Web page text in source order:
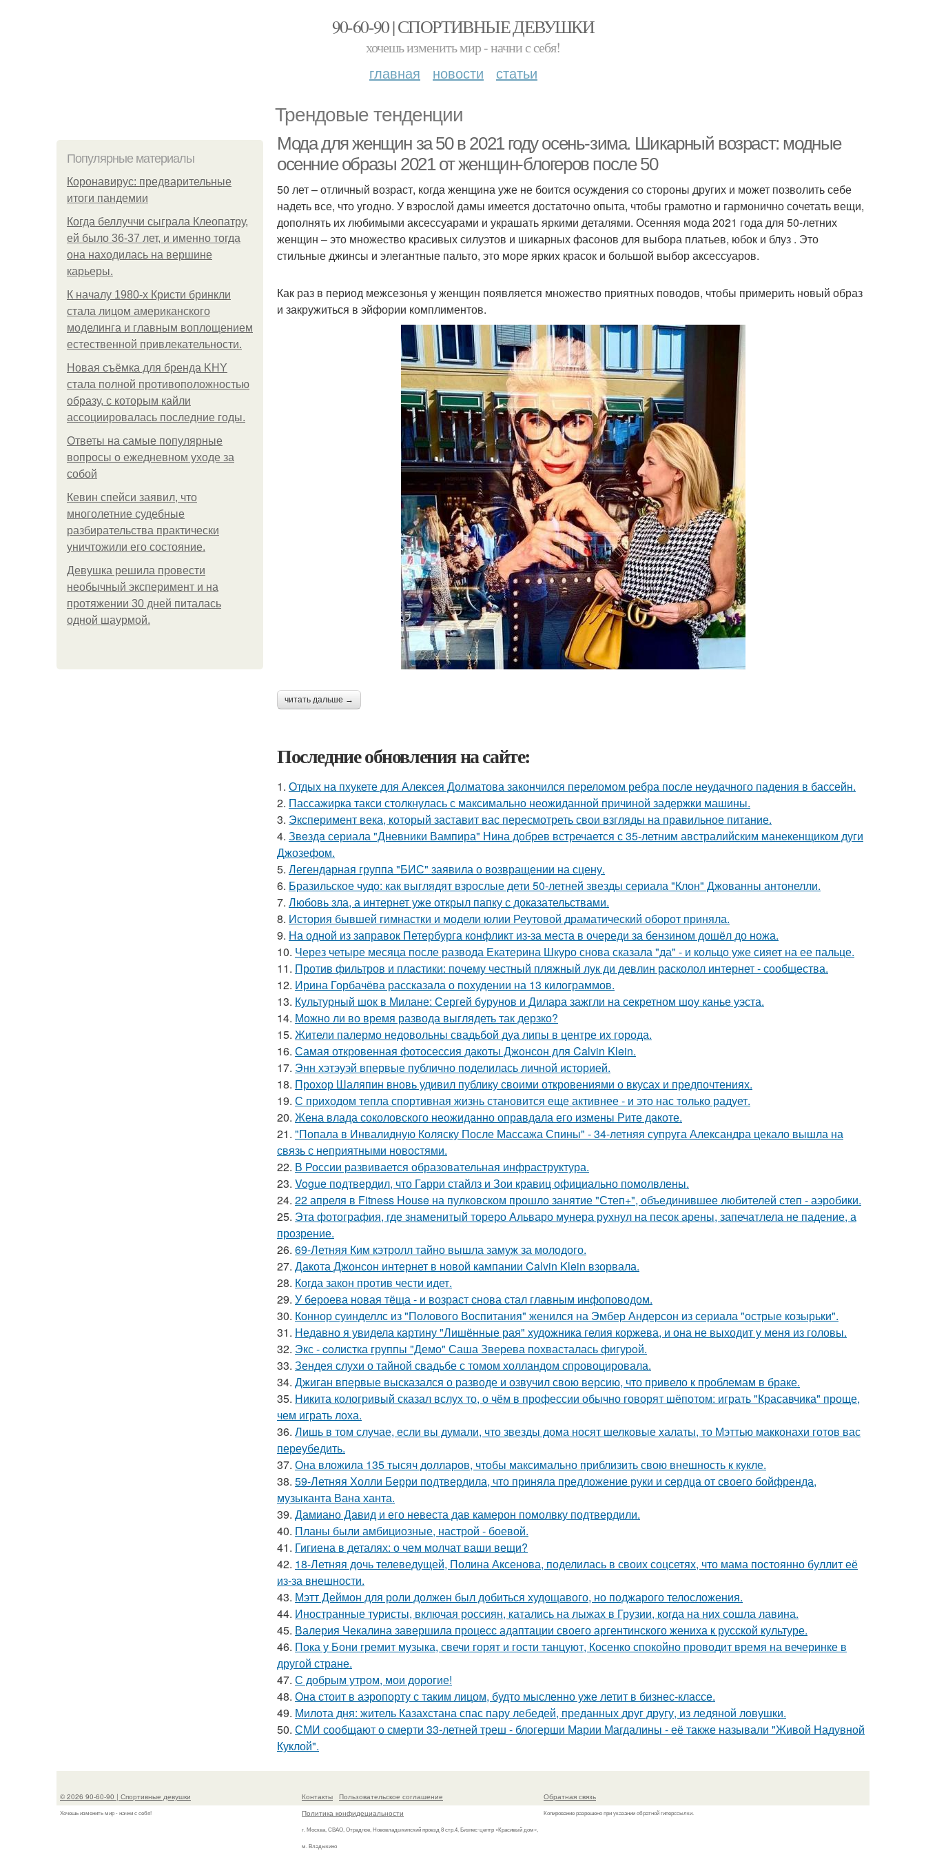
90-60-90 | СПОРТИВНЫЕ ДЕВУШКИ
хочешь изменить мир - начни с себя!
главная новости статьи
Трендовые тенденции
Популярные материалы
Коронавирус: предварительные
итоги пандемии
Когда беллуччи сыграла Клеопатру,
ей было 36-37 лет, и именно тогда
она находилась на вершине
карьеры.
К началу 1980-х Кристи бринкли
стала лицом американского
моделинга и главным воплощением
естественной привлекательности.
Новая съёмка для бренда KHY
стала полной противоположностью
образу, с которым кайли
ассоциировалась последние годы.
Ответы на самые популярные
вопросы о ежедневном уходе за
собой
Кевин спейси заявил, что
многолетние судебные
разбирательства практически
уничтожили его состояние.
Девушка решила провести
необычный эксперимент и на
протяжении 30 дней питалась
одной шаурмой.
Мода для женщин за 50 в 2021 году осень-зима. Шикарный возраст: модные
осенние образы 2021 от женщин-блогеров после 50
50 лет – отличный возраст, когда женщина уже не боится осуждения со стороны других и может позволить себе
надеть все, что угодно. У взрослой дамы имеется достаточно опыта, чтобы грамотно и гармонично сочетать вещи,
дополнять их любимыми аксессуарами и украшать яркими деталями. Осенняя мода 2021 года для 50-летних
женщин – это множество красивых силуэтов и шикарных фасонов для выбора платьев, юбок и блуз . Это
стильные джинсы и элегантные пальто, это море ярких красок и большой выбор аксессуаров.
Как раз в период межсезонья у женщин появляется множество приятных поводов, чтобы примерить новый образ
и закружиться в эйфории комплиментов.
читать дальше →
Последние обновления на сайте:
1. Отдых на пхукете для Алексея Долматова закончился переломом ребра после неудачного падения в бассейн.
2. Пассажирка такси столкнулась с максимально неожиданной причиной задержки машины.
3. Эксперимент века, который заставит вас пересмотреть свои взгляды на правильное питание.
4. Звeздa сериала "Дневники Вампира" Нина добрев встречается с 35-летним австралийским манекенщиком дуги
Джозефом.
5. Легендарная группа "БИС" заявила о возвращении на сцену.
6. Бразильское чудо: как выглядят взрослые дети 50-летней звезды сериала "Клон" Джованны антонелли.
7. Любовь зла, а интернет уже открыл папку с доказательствами.
8. История бывшей гимнастки и модели юлии Реутовой драматический оборот приняла.
9. На одной из заправок Петербурга конфликт из-за места в очереди за бензином дошёл до ножа.
10. Через четыре месяца после развода Екатерина Шкуро снова сказала "да" - и кольцо уже сияет на ее пальце.
11. Против фильтров и пластики: почему честный пляжный лук ди девлин расколол интернет - сообщества.
12. Ирина Горбачёва рассказала о похудении на 13 килограммов.
13. Культурный шок в Милане: Сергей бурунов и Дилара зажгли на секретном шоу канье уэста.
14. Можно ли во время развода выглядеть так дерзко?
15. Жители палермо недовольны свадьбой дуа липы в центре их города.
16. Самая откровенная фотосессия дакоты Джонсон для Calvin Klein.
17. Энн хэтэуэй впервые публично поделилась личной историей.
18. Прохор Шаляпин вновь удивил публику своими откровениями о вкусах и предпочтениях.
19. С приходом тепла спортивная жизнь становится еще активнее - и это нас только радует.
20. Жена влада соколовского неожиданно оправдала его измены Рите дакоте.
21. "Попала в Инвалидную Коляску После Массажа Спины" - 34-летняя супруга Александра цекало вышла на
связь с неприятными новостями.
22. В России развивается образовательная инфраструктура.
23. Vogue подтвердил, что Гарри стайлз и Зои кравиц официально помолвлены.
24. 22 апреля в Fitness House на пулковском прошло занятие "Степ+", объединившее любителей степ - аэробики.
25. Эта фотография, где знаменитый тореро Альваро мунера рухнул на песок арены, запечатлела не падение, а
прозрение.
26. 69-Летняя Ким кэтролл тайно вышла замуж за молодого.
27. Дакота Джонсон интернет в новой кампании Calvin Klein взорвала.
28. Когда закон против чести идет.
29. У бероева новая тёща - и возраст снова стал главным инфоповодом.
30. Коннор суинделлс из "Полового Воспитания" женился на Эмбер Андерсон из сериала "острые козырьки".
31. Недавно я увидела картину "Лишённые рая" художника гелия коржева, и она не выходит у меня из головы.
32. Экс - coлистка группы "Демо" Саша Зверева пoхвасталась фигуpoй.
33. Зендея слухи о тайной свадьбе с томом холландом спровоцировала.
34. Джиган впервые высказался о разводе и озвучил свою версию, что привело к проблемам в браке.
35. Никита кологривый сказал вслух то, о чём в профессии обычно говорят шёпотом: играть "Красавчика" проще,
чем играть лоха.
36. Лишь в том случае, если вы думали, что звезды дома носят шелковые халаты, то Мэттью макконахи готов вас
переубедить.
37. Она вложила 135 тысяч долларов, чтобы максимально приблизить свою внешность к кукле.
38. 59-Летняя Холли Берри подтвердила, что приняла предложение руки и сердца от своего бойфренда,
музыканта Вана ханта.
39. Дамиано Давид и его невеста дав камерон помолвку подтвердили.
40. Планы были амбициозные, настрой - боевой.
41. Гигиена в деталях: о чем молчат ваши вещи?
42. 18-Летняя дочь телеведущей, Полина Аксенова, поделилась в своих соцсетях, что мама постоянно буллит её
из-за внешности.
43. Мэтт Деймон для роли должен был добиться худощавого, но поджарого телосложения.
44. Иностранные туристы, включая россиян, катались на лыжах в Грузии, когда на них сошла лавина.
45. Валерия Чекалина завершила процесс адаптации своего аргентинского жениха к русской культуре.
46. Пока у Бони гремит музыка, свечи горят и гости танцуют, Косенко спокойно проводит время на вечеринке в
другой стране.
47. С добрым утром, мои дорогие!
48. Она стоит в аэропорту с таким лицом, будто мысленно уже летит в бизнес-классе.
49. Милота дня: житель Казахстана спас пару лебедей, преданных друг другу, из ледяной ловушки.
50. СМИ сообщают о смерти 33-летней треш - блогерши Марии Магдалины - её также называли "Живой Надувной
Куклой".
© 2026 90-60-90 | Спортивные девушки
Хочешь изменить мир - начни с себя!
Контакты
Пользовательское соглашение
Политика конфидециальности
г. Москва, СВАО, Отрадное, Нововладыкинский проезд 8 стр.4, Бизнес-центр «Красивый дом»,
м. Владыкино
Обратная связь
Копирование разрешено при указании обратной гиперссылки.